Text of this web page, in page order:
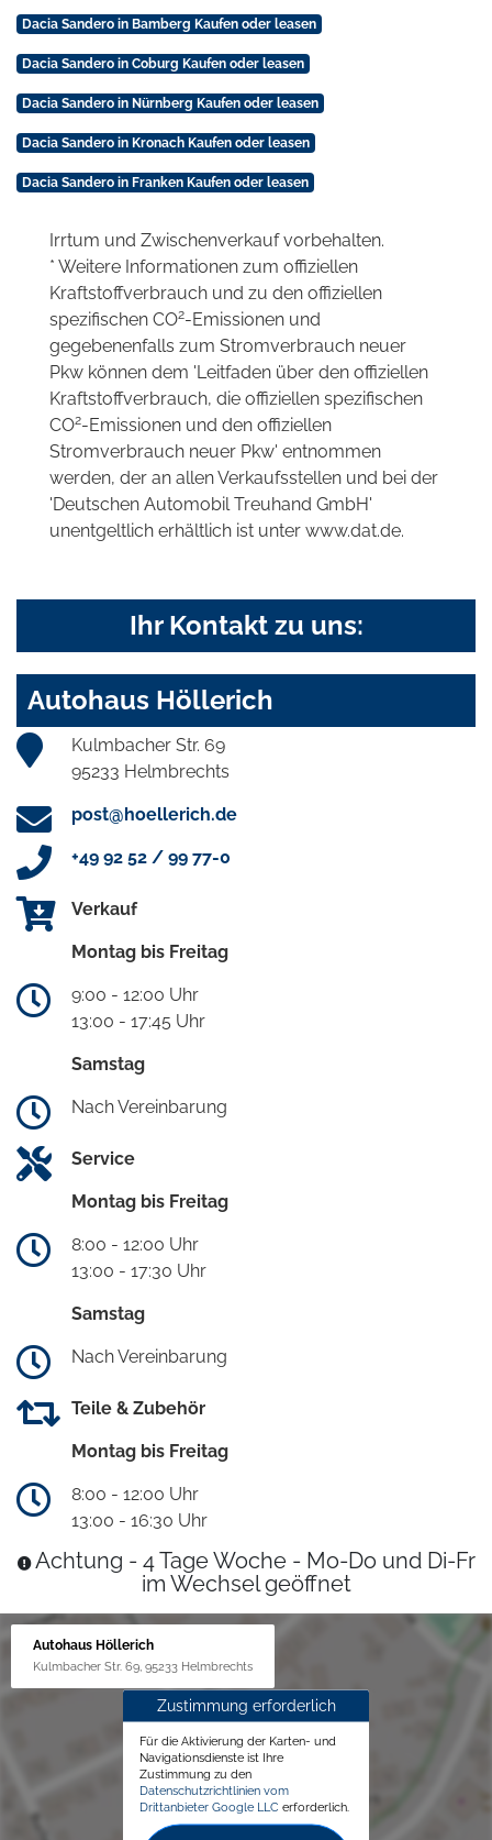
Dacia Sandero in Bamberg Kaufen oder leasen
Dacia Sandero in Coburg Kaufen oder leasen
Dacia Sandero in Nürnberg Kaufen oder leasen
Dacia Sandero in Kronach Kaufen oder leasen
Dacia Sandero in Franken Kaufen oder leasen
Irrtum und Zwischenverkauf vorbehalten.
* Weitere Informationen zum offiziellen
Kraftstoffverbrauch und zu den offiziellen
spezifischen CO2-Emissionen und
gegebenenfalls zum Stromverbrauch neuer
Pkw können dem 'Leitfaden über den offiziellen
Kraftstoffverbrauch, die offiziellen spezifischen
CO2-Emissionen und den offiziellen
Stromverbrauch neuer Pkw' entnommen
werden, der an allen Verkaufsstellen und bei der
'Deutschen Automobil Treuhand GmbH'
unentgeltlich erhältlich ist unter www.dat.de.
Ihr Kontakt zu uns:
Autohaus Höllerich
Kulmbacher Str. 69
95233 Helmbrechts
post@hoellerich.de
+49 92 52 / 99 77-0
Verkauf
Montag bis Freitag
9:00 - 12:00 Uhr
13:00 - 17:45 Uhr
Samstag
Nach Vereinbarung
Service
Montag bis Freitag
8:00 - 12:00 Uhr
13:00 - 17:30 Uhr
Samstag
Nach Vereinbarung
Teile & Zubehör
Montag bis Freitag
8:00 - 12:00 Uhr
13:00 - 16:30 Uhr
Achtung - 4 Tage Woche - Mo-Do und Di-Fr
im Wechsel geöffnet
Autohaus Höllerich
Kulmbacher Str. 69, 95233 Helmbrechts
Zustimmung erforderlich
Für die Aktivierung der Karten- und
Navigationsdienste ist Ihre
Zustimmung zu den
Datenschutzrichtlinien vom
Drittanbieter Google LLC erforderlich.